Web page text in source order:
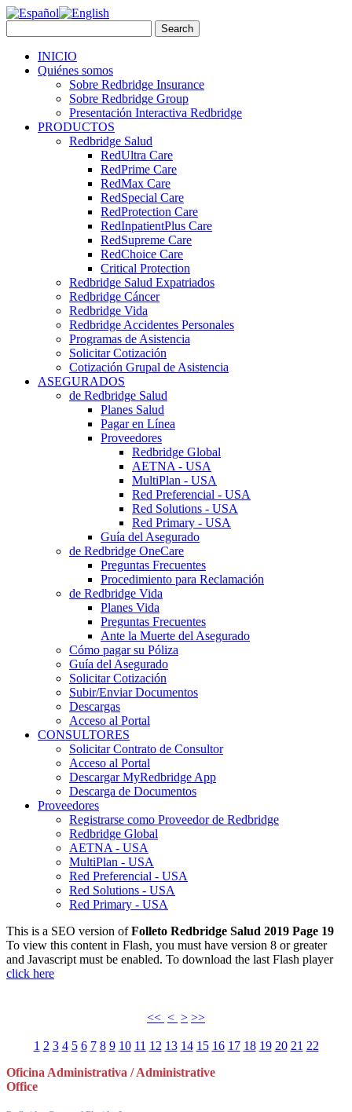
INICIO
Quiénes somos
Sobre Redbridge Insurance
Sobre Redbridge Group
Presentación Interactiva Redbridge
PRODUCTOS
Redbridge Salud
RedUltra Care
RedPrime Care
RedMax Care
RedSpecial Care
RedProtection Care
RedInpatientPlus Care
RedSupreme Care
RedChoice Care
Critical Protection
Redbridge Salud Expatriados
Redbridge Cáncer
Redbridge Vida
Redbridge Accidentes Personales
Programas de Asistencia
Solicitar Cotización
Cotización Grupal de Asistencia
ASEGURADOS
de Redbridge Salud
Planes Salud
Pagar en Línea
Proveedores
Redbridge Global
AETNA - USA
MultiPlan - USA
Red Preferencial - USA
Red Solutions - USA
Red Primary - USA
Guía del Asegurado
de Redbridge OneCare
Preguntas Frecuentes
Procedimiento para Reclamación
de Redbridge Vida
Planes Vida
Preguntas Frecuentes
Ante la Muerte del Asegurado
Cómo pagar su Póliza
Guía del Asegurado
Solicitar Cotización
Subir/Enviar Documentos
Descargas
Acceso al Portal
CONSULTORES
Solicitar Contrato de Consultor
Acceso al Portal
Descargar MyRedbridge App
Descarga de Documentos
Proveedores
Registrarse como Proveedor de Redbridge
Redbridge Global
AETNA - USA
MultiPlan - USA
Red Preferencial - USA
Red Solutions - USA
Red Primary - USA
This is a SEO version ofFolleto Redbridge Salud 2019 Page 19
To view this content in Flash, you must have version 8 or greater
and Javascript must be enabled. To download the last Flash player
click here
<< < > >>
1 2 3 4 5 6 7 8 9 10 11 12 13 14 15 16 17 18 19 20 21 22
Oficina Administrativa / Administrative
Office